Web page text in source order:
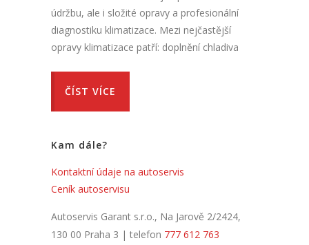
údržbu, ale i složité opravy a profesionální
diagnostiku klimatizace. Mezi nejčastější
opravy klimatizace patří: doplnění chladiva
ČÍST VÍCE
Kam dále?
Kontaktní údaje na autoservis
Ceník autoservisu
Autoservis Garant s.r.o., Na Jarově 2/2424,
130 00 Praha 3 | telefon 777 612 763